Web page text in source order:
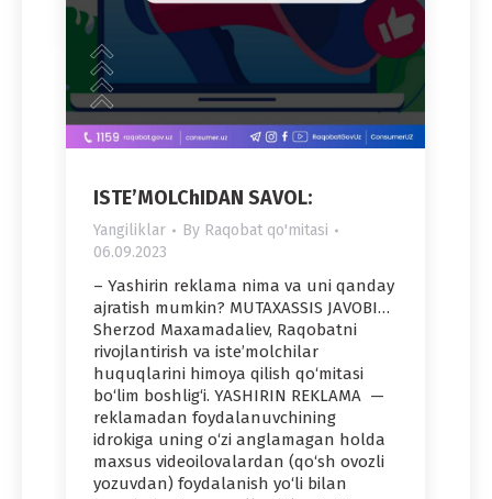
ISTE’MOLChIDAN SAVOL:
Yangiliklar By Raqobat qo'mitasi
06.09.2023
– Yashirin reklama nima va uni qanday
ajratish mumkin? MUTAXASSIS JAVOBI…
Sherzod Maxamadaliev, Raqobatni
rivojlantirish va iste’molchilar
huquqlarini himoya qilish qo‘mitasi
bo‘lim boshlig‘i. YASHIRIN REKLAMA —
reklamadan foydalanuvchining
idrokiga uning o‘zi anglamagan holda
maxsus videoilovalardan (qo‘sh ovozli
yozuvdan) foydalanish yo‘li bilan